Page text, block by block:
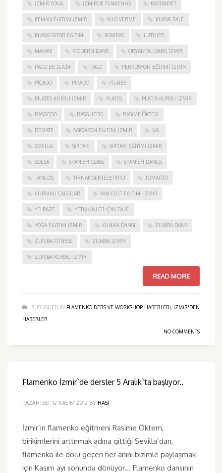
İZMIR YOGA IZMIRDE FLAMENKO KASTANYET
KEMAN EĞITIMI İZMIR KILO VERME KLASIK BALE
KLASIK GITAR EĞITIMI KOMPAS LUTHIER
MAKAM MODERN DANS ORYANTAL DANS İZMIR
PACO DE LUCIA PALO PERKÜSYON EĞITIMI İZMIR
PICADO PIKADO PILATES
PILATES KURSU İZMIR PLATES PLATES KURSU İZMIR
RASGEDO RASGUEDO RASIME ÖKTEM
REMATE SAKSAFON EĞITIMI İZMIR ŞAL
SEVILLA SIRTAKI SIRTAKI EĞITIMI İZMIR
SOLEA SPANISH CLASS SPANISH DANCE
TANGOS TIRNAK SERTLEŞTIRICI TOMATITO
VURMALI ÇALGILAR YAN FLÜT EĞITIMI İZMIR
YELPAZE YETIŞKINLER IÇIN BALE
YOGA EĞITIMI İZMIR YUNAN DANSI ZUMBA DANS
ZUMBA FITNESS ZUMBA İZMIR
ZUMBA KURSU İZMIR
READ MORE
PUBLISHED IN FLAMENKO DERS VE WORKSHOP HABERLERI, IZMIR'DEN
HABERLER
NO COMMENTS
Flamenko İzmir`de dersler 5 Aralık`ta başlıyor..
PAZARTESI, 12 KASIM 2012 BY RASI
İzmir’in flamenko eğitmeni Rasime Öktem,
birikimlerini arttırmak adına gittiği Sevilla’dan,
flamenko ile dolu geçen her anını bizimle paylaşmak
için Kasım ayı sonunda dönüyor… Flamenko dansının